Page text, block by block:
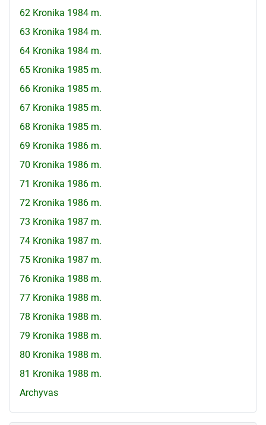
62 Kronika 1984 m.
63 Kronika 1984 m.
64 Kronika 1984 m.
65 Kronika 1985 m.
66 Kronika 1985 m.
67 Kronika 1985 m.
68 Kronika 1985 m.
69 Kronika 1986 m.
70 Kronika 1986 m.
71 Kronika 1986 m.
72 Kronika 1986 m.
73 Kronika 1987 m.
74 Kronika 1987 m.
75 Kronika 1987 m.
76 Kronika 1988 m.
77 Kronika 1988 m.
78 Kronika 1988 m.
79 Kronika 1988 m.
80 Kronika 1988 m.
81 Kronika 1988 m.
Archyvas